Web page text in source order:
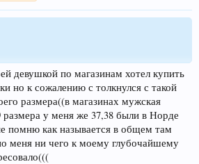
девушкой по магазинам хотел купить
но к сожалению с толкнулся с такой
размера((в магазинах мужская
размера у меня же 37,38 были в Норде
помню как называется в общем там
меня ни чего к моему глубочайшему